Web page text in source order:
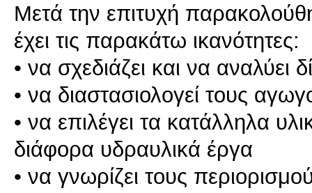
Μετά την επιτυχή
έχει τις παρακάτω ικανότητες:
• να σχεδιάζει και να αναλύει
• να διαστασιολογεί τους
• να επιλέγει τα κατάλληλα
διάφορα υδραυλικά έργα
• να γνωρίζει τους